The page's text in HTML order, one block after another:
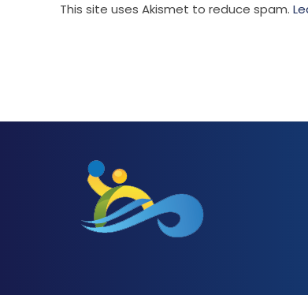
This site uses Akismet to reduce spam.